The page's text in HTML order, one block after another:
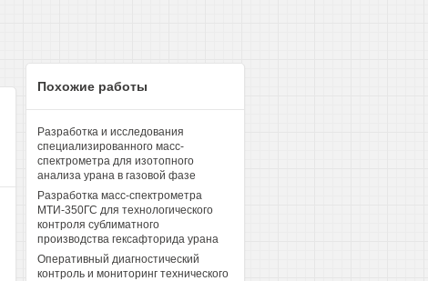
Похожие работы
Разработка и исследования
специализированного масс-
спектрометра для изотопного
анализа урана в газовой фазе
Разработка масс-спектрометра
МТИ-350ГС для технологического
контроля сублиматного
производства гексафторида урана
Оперативный диагностический
контроль и мониторинг технического